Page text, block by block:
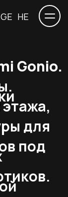
GE HE
Gonio.
для
под